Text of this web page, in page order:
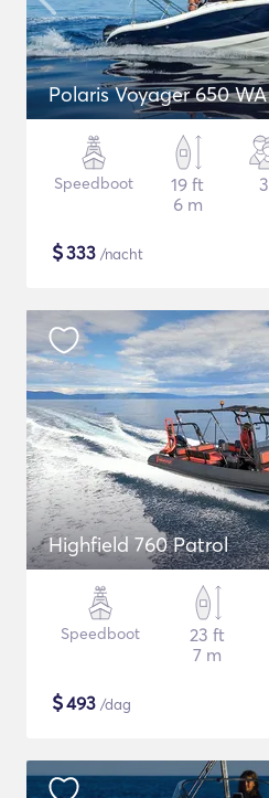
Polaris Voyager 650 WA
Speedboot
19 ft
6 m
3
$333 /nacht
Highfield 760 Patrol
Speedboot
23 ft
7 m
$493 /dag